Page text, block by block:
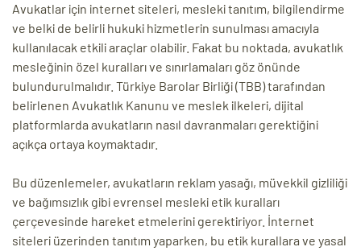
Avukatlar için internet siteleri, mesleki tanıtım, bilgilendirme
ve belki de belirli hukuki hizmetlerin sunulması amacıyla
kullanılacak etkili araçlar olabilir. Fakat bu noktada, avukatlık
mesleğinin özel kuralları ve sınırlamaları göz önünde
bulundurulmalıdır. Türkiye Barolar Birliği (TBB) tarafından
belirlenen Avukatlık Kanunu ve meslek ilkeleri, dijital
platformlarda avukatların nasıl davranmaları gerektiğini
açıkça ortaya koymaktadır.
Bu düzenlemeler, avukatların reklam yasağı, müvekkil gizliliği
ve bağımsızlık gibi evrensel mesleki etik kuralları
çerçevesinde hareket etmelerini gerektiriyor. İnternet
siteleri üzerinden tanıtım yaparken, bu etik kurallara ve yasal